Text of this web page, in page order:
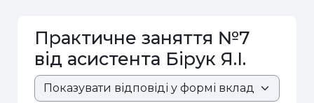
Практичне заняття №7
від асистента Бірук Я.І.
Режим показу